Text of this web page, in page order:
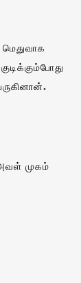
முகம்